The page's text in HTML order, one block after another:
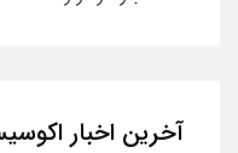
آخرین اخبار